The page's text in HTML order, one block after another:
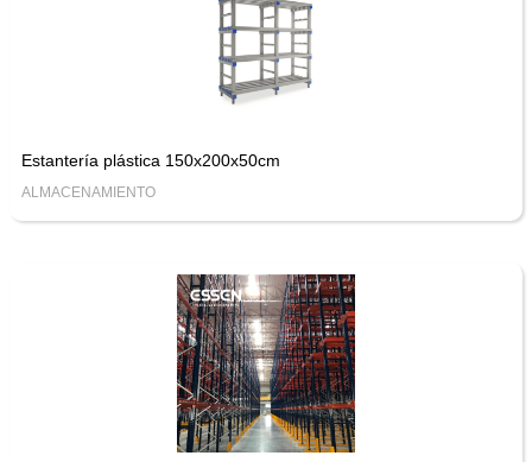
Estantería plástica 150x200x50cm
ALMACENAMIENTO